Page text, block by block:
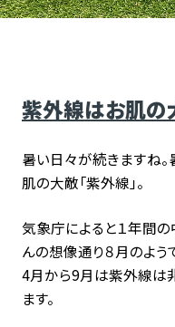
紫外線はお肌の
暑い日々が続きますね。
肌の大敵「紫外線」。
気象庁によると１年間
んの想像通り８月のよう
4月から9月は紫外線は
ます。